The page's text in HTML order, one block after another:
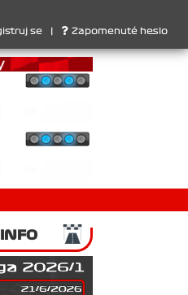
, 3. RedBull ..... SprintCup -
se Zapomenuté heslo